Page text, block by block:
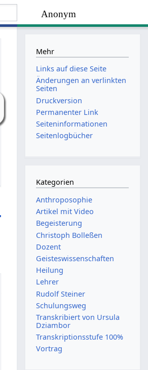
Anonym
Mehr
Links auf diese Seite
Änderungen an verlinkten
Seiten
Druckversion
Permanenter Link
Seiten­­informationen
Seitenlogbücher
Kategorien
Anthroposophie
Artikel mit Video
Begeisterung
Christoph Bolleßen
Dozent
Geisteswissenschaften
Heilung
Lehrer
Rudolf Steiner
Schulungsweg
Transkribiert von Ursula
Dziambor
Transkriptionsstufe 100%
Vortrag